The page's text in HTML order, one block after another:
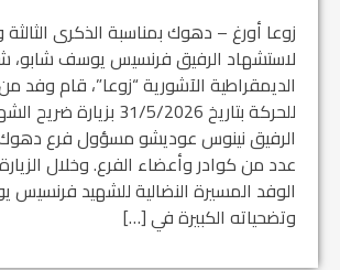
زوعا أورغ – دهوك بمناسبة الذكرى الثالثة
لاستشهاد الرفيق فرنسيس يوسف شابو،
الديمقراطية الآشورية “زوعا”، قام
للحركة بتاريخ 31/5/2026
الرفيق نينوس عوديشو مسؤول فرع
عدد من كوادر وأعضاء الفرع. وخلال
الوفد المسيرة النضالية للشهيد
وتضحياته الكبيرة في […]